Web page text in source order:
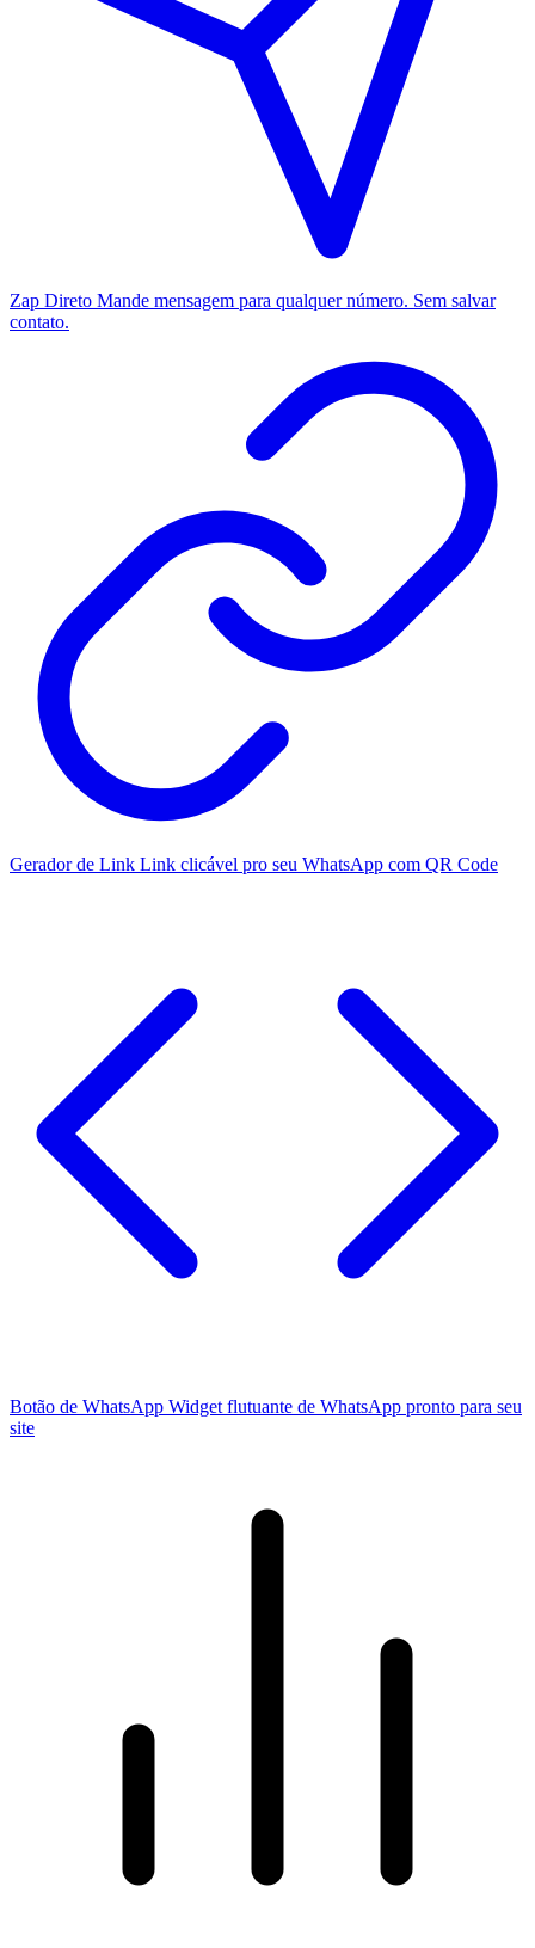
Zap Direto Mande mensagem para qualquer número. Sem salvar
contato.
Gerador de Link Link clicável pro seu WhatsApp com QR Code
Botão de WhatsApp Widget flutuante de WhatsApp pronto para seu
site